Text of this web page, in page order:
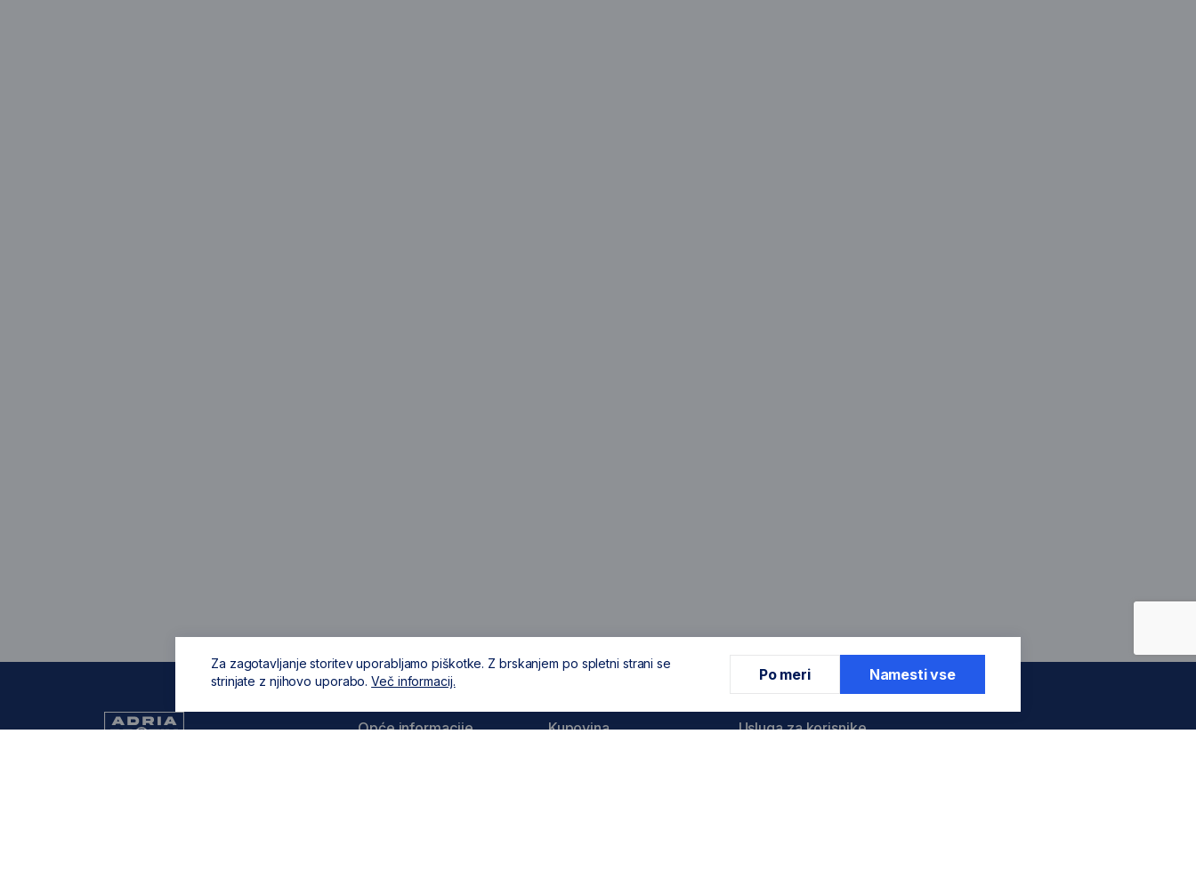
Za zagotavljanje storitev uporabljamo piškotke. Z brskanjem po spletni strani se
strinjate z njihovo uporabo.Več informacij. Po meri Namesti vse
Opće informacije Kupovina Usluga za korisnike